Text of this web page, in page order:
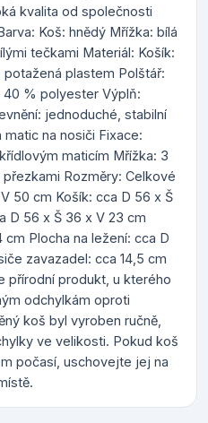
kvalita od společnosti
Koš: hnědý Mřížka: bílá
tečkami Materiál: Košík:
plastem Polštář:
40 % polyester Výplň:
jednoduché, stabilní
na nosiči Fixace:
maticím Mřížka: 3
Rozměry: Celkové
50 cm Košík: cca D 56 x Š
D 56 x Š 36 x V 23 cm
cm Plocha na ležení: cca D
zavazadel: cca 14,5 cm
přírodní produkt, u kterého
odchylkám oproti
koš byl vyroben ručně,
ve velikosti. Pokud koš
počasí, uschovejte jej na